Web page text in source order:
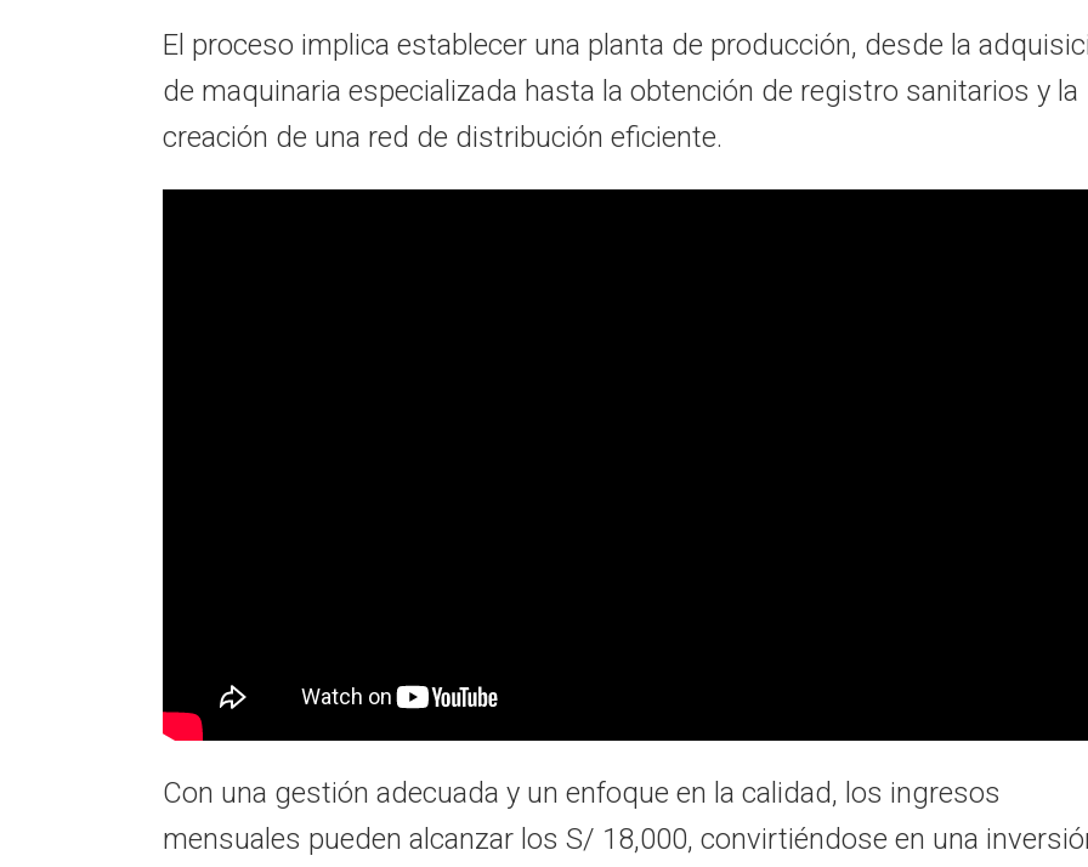
El proceso implica establecer una planta de producción, desde la
de maquinaria especializada hasta la obtención de registro sanitarios y la
creación de una red de distribución eficiente.
Con una gestión adecuada y un enfoque en la calidad, los ingresos
mensuales pueden alcanzar los S/ 18,000, convirtiéndose en una